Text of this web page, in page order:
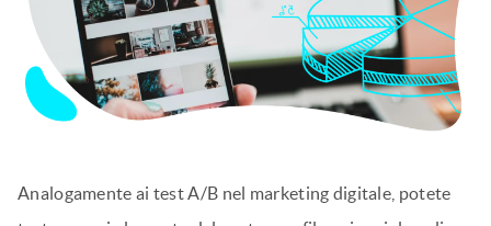
Analogamente ai test A/B nel marketing digitale, potete